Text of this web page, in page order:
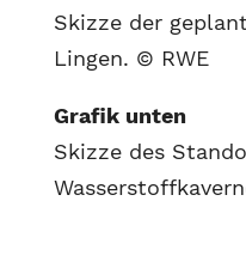
Skizze der
Lingen. © RWE
Grafik unten
Skizze des